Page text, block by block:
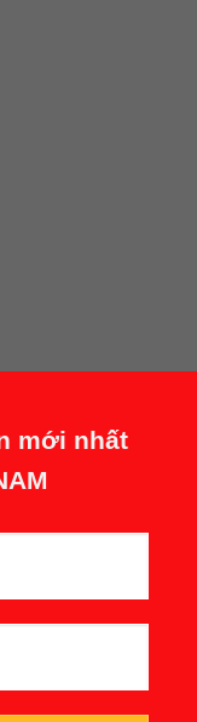
mới nhất